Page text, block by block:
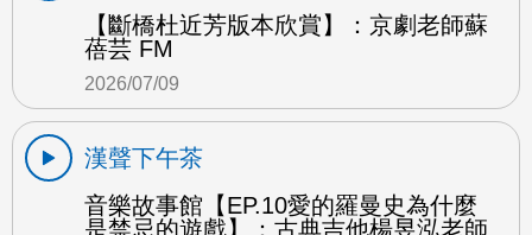
【斷橋杜近芳版本欣賞】：京劇老師蘇
蓓芸 FM
2026/07/09
漢聲下午茶
音樂故事館【EP.10愛的羅曼史為什麼
是禁忌的遊戲】：古典吉他楊昱泓老師